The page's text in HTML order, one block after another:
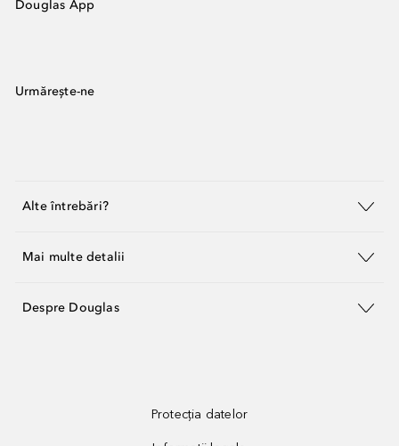
Douglas App
Urmărește-ne
Alte întrebări?
Mai multe detalii
Despre Douglas
Protecția datelor